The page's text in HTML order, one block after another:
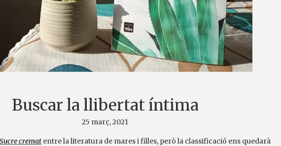
Buscar la llibertat íntima
25 març, 2021
Sucre cremat entre la literatura de mares i filles, però la classificació ens quedarà